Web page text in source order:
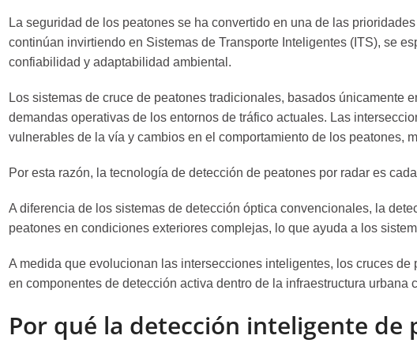
La seguridad de los peatones se ha convertido en una de las
continúan invirtiendo en Sistemas de Transporte Inteligentes (ITS), se
confiabilidad y adaptabilidad ambiental.
Los sistemas de cruce de peatones tradicionales, basados
demandas operativas de los entornos de tráfico actuales. Las
vulnerables de la vía y cambios en el comportamiento de los peatones,
Por esta razón, la tecnología de detección de peatones por radar es
A diferencia de los sistemas de detección óptica convencionales, la
peatones en condiciones exteriores complejas, lo que ayuda a los
A medida que evolucionan las intersecciones inteligentes, los cruces
en componentes de detección activa dentro de la infraestructura urbana
Por qué la detección inteligente de